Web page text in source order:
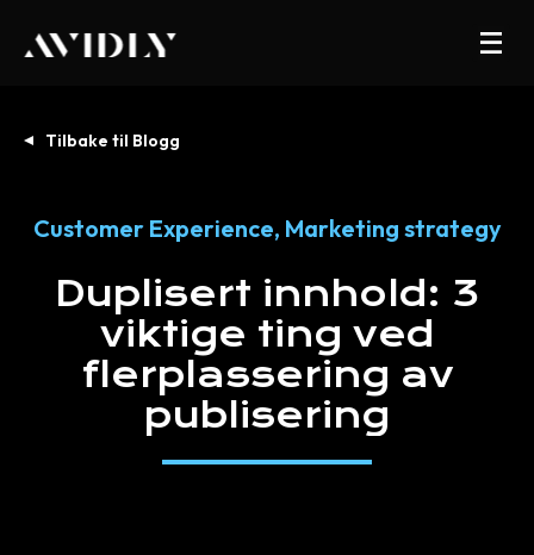
Tilbake til Blogg
Customer Experience, Marketing strategy
Duplisert innhold: 3
viktige ting ved
flerplassering av
publisering